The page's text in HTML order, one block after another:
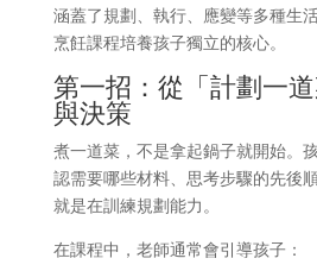
涵蓋了規劃、執行、應變等多種生
烹飪課程培養孩子獨立的核心。
第一招：從「計劃一
與決策
煮一道菜，不是拿起鍋子就開始。
認需要哪些材料、思考步驟的先後
就是在訓練規劃能力。
在課程中，老師通常會引導孩子：